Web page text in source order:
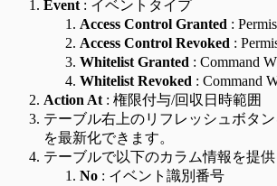
Event : イベントタイプ
Access Control Granted :
Access Control Revoked :
Whitelist Granted : Command
Whitelist Revoked : Command
Action At : 権限付与/回収日時範囲
テーブル右上のリフレッシュボタ
を最新化できます。
テーブルで以下のカラム情報を提
No : イベント識別番号